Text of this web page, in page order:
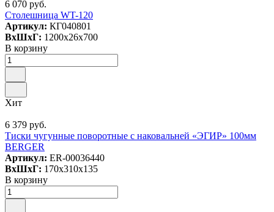
6 070 руб.
Столешница WT-120
Артикул: КГ040801
ВxШxГ: 1200x26x700
В корзину
Хит
6 379 руб.
Тиски чугунные поворотные с наковальней «ЭГИР» 100мм
BERGER
Артикул: ER-00036440
ВxШxГ: 170x310x135
В корзину